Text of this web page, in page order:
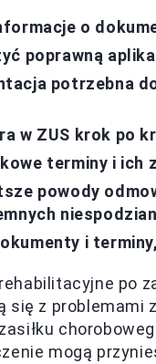
o
poprawną
potrzebna
w ZUS krok po
terminy i ich
powody
i
po
się z problemami
mogą